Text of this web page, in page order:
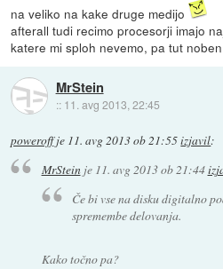
na veliko na kake druge medijo
afterall tudi recimo procesorji imajo
katere mi sploh nevemo, pa tut
MrStein
:: 11. avg 2013, 22:45
poweroffje 11. avg 2013 ob 21:55izjavil:
MrSteinje 11. avg 2013 ob 21:44
Če bi vse na disku digitalno
spremembe delovanja.
Kako točno pa?